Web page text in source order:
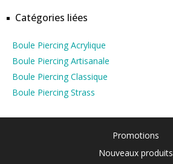
Catégories liées
Boule Piercing Acrylique
Boule Piercing Artisanale
Boule Piercing Classique
Boule Piercing Strass
Promotions
Nouveaux produits